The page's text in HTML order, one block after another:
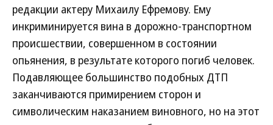
редакции актеру Михаилу Ефремову. Ему
инкриминируется вина в дорожно-транспортном
происшествии, совершенном в состоянии
опьянения, в результате которого погиб человек.
Подавляющее большинство подобных ДТП
заканчиваются примирением сторон и
символическим наказанием виновного, но на этот